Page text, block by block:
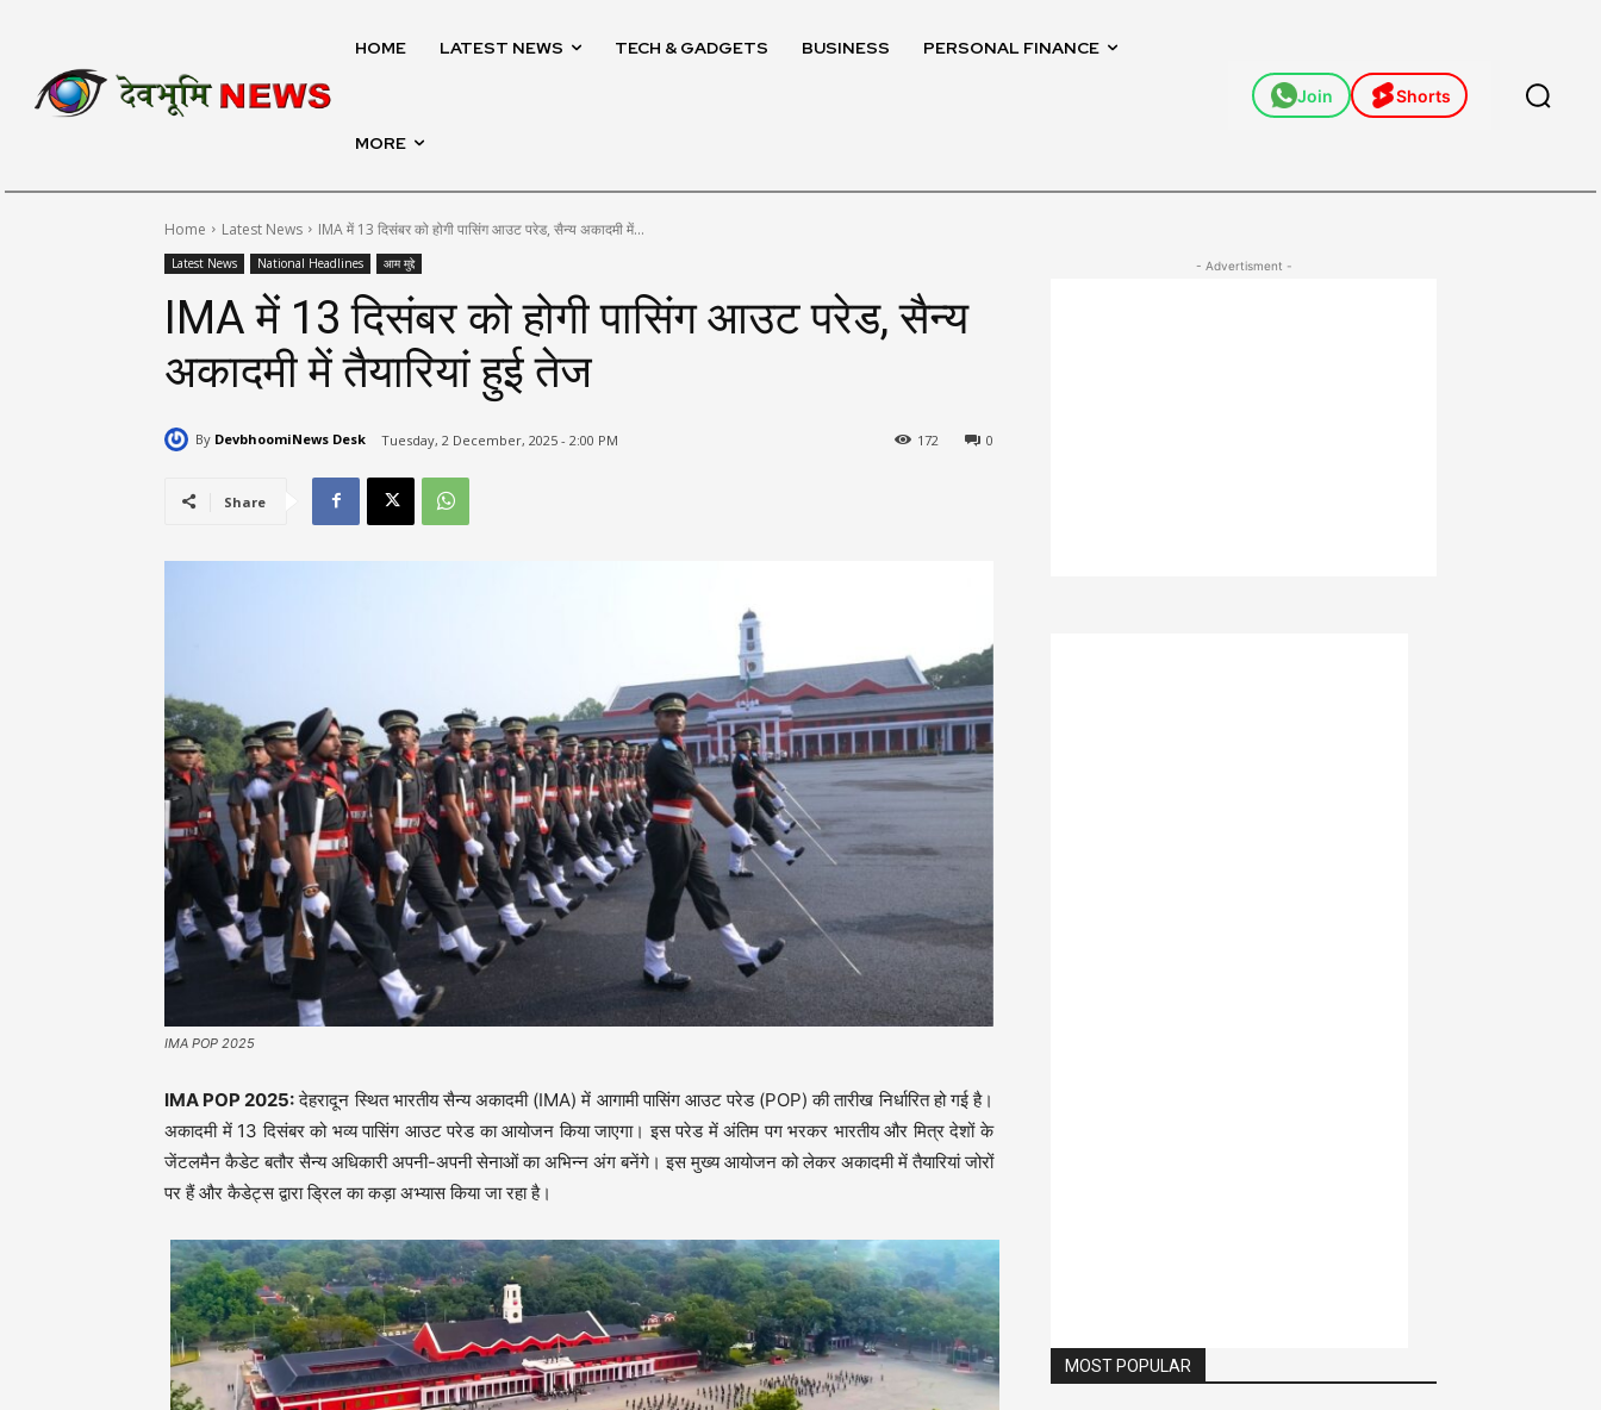
HOME LATEST NEWS TECH & GADGETS BUSINESS PERSONAL FINANCE
MORE
Join Shorts
Home Latest News IMA में 13 दिसंबर को होगी पासिंग आउट परेड, सैन्य अकादमी में...
Latest News National Headlines आम मुद्दे
IMA में 13 दिसंबर को होगी पासिंग आउट परेड, सैन्य
अकादमी में तैयारियां हुई तेज
By DevbhoomiNews Desk Tuesday, 2 December, 2025 - 2:00 PM 0
172
Share
IMA POP 2025
IMA POP 2025:देहरादून स्थित भारतीय सैन्य अकादमी (IMA) में आगामी पासिंग आउट परेड (POP) की तारीख निर्धारित हो गई है।
अकादमी में 13 दिसंबर को भव्य पासिंग आउट परेड का आयोजन किया जाएगा। इस परेड में अंतिम पग भरकर भारतीय और मित्र देशों के
जेंटलमैन कैडेट बतौर सैन्य अधिकारी अपनी-अपनी सेनाओं का अभिन्न अंग बनेंगे। इस मुख्य आयोजन को लेकर अकादमी में तैयारियां जोरों
पर हैं और कैडेट्स द्वारा ड्रिल का कड़ा अभ्यास किया जा रहा है।
- Advertisment -
MOST POPULAR